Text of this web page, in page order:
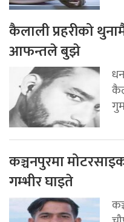
कैलाली प्रहरीको
आफन्तले बुझे
कञ्चनपुरमा
गम्भीर घाइते